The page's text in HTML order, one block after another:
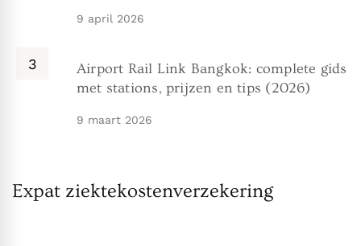
9 april 2026
Airport Rail Link Bangkok: complete gids
met stations, prijzen en tips (2026)
9 maart 2026
Expat ziektekostenverzekering